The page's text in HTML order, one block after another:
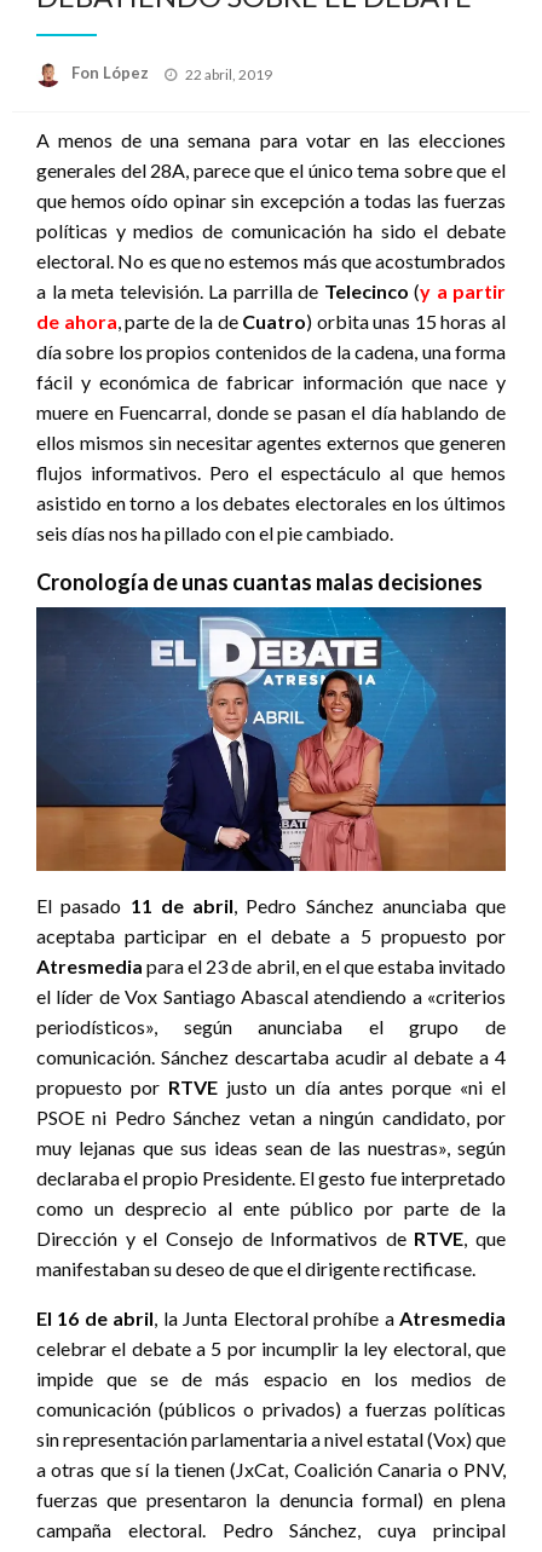
Fon López
Publicado
22 abril, 2019
A menos de una semana para votar en las elecciones
generales del 28A, parece que el único tema sobre que el
que hemos oído opinar sin excepción a todas las fuerzas
políticas y medios de comunicación ha sido el debate
electoral. No es que no estemos más que acostumbrados
a la meta televisión. La parrilla de Telecinco (y a partir
de ahora, parte de la de Cuatro) orbita unas 15 horas al
día sobre los propios contenidos de la cadena, una forma
fácil y económica de fabricar información que nace y
muere en Fuencarral, donde se pasan el día hablando de
ellos mismos sin necesitar agentes externos que generen
flujos informativos. Pero el espectáculo al que hemos
asistido en torno a los debates electorales en los últimos
seis días nos ha pillado con el pie cambiado.
Cronología de unas cuantas malas decisiones
El pasado 11 de abril, Pedro Sánchez anunciaba que
aceptaba participar en el debate a 5 propuesto por
Atresmedia para el 23 de abril, en el que estaba invitado
el líder de Vox Santiago Abascal atendiendo a «criterios
periodísticos», según anunciaba el grupo de
comunicación. Sánchez descartaba acudir al debate a 4
propuesto por RTVE justo un día antes porque «ni el
PSOE ni Pedro Sánchez vetan a ningún candidato, por
muy lejanas que sus ideas sean de las nuestras», según
declaraba el propio Presidente. El gesto fue interpretado
como un desprecio al ente público por parte de la
Dirección y el Consejo de Informativos de RTVE, que
manifestaban su deseo de que el dirigente rectificase.
El 16 de abril, la Junta Electoral prohíbe aAtresmedia
celebrar el debate a 5 por incumplir la ley electoral, que
impide que se de más espacio en los medios de
comunicación (públicos o privados) a fuerzas políticas
sin representación parlamentaria a nivel estatal (Vox) que
a otras que sí la tienen (JxCat, Coalición Canaria o PNV,
fuerzas que presentaron la denuncia formal) en plena
campaña electoral. Pedro Sánchez, cuya principal